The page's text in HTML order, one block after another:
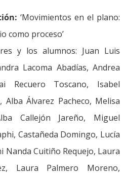
‘Movimientos en el plano:
como proceso’
y los alumnos: Juan Luis
Lacoma Abadías, Andrea
Recuero Toscano, Isabel
Alba Álvarez Pacheco, Melisa
Callejón Jareño, Miguel
Castañeda Domingo, Lucía
Nanda Cuitiño Requejo, Laura
Laura Palmero Moreno,